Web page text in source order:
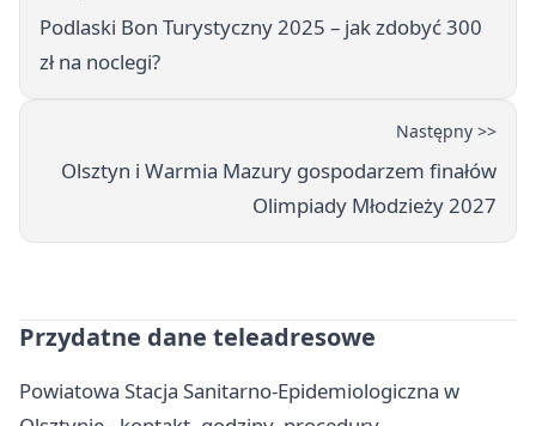
Podlaski Bon Turystyczny 2025 – jak zdobyć 300
zł na noclegi?
Następny >>
Olsztyn i Warmia Mazury gospodarzem finałów
Olimpiady Młodzieży 2027
Przydatne dane teleadresowe
Powiatowa Stacja Sanitarno-Epidemiologiczna w